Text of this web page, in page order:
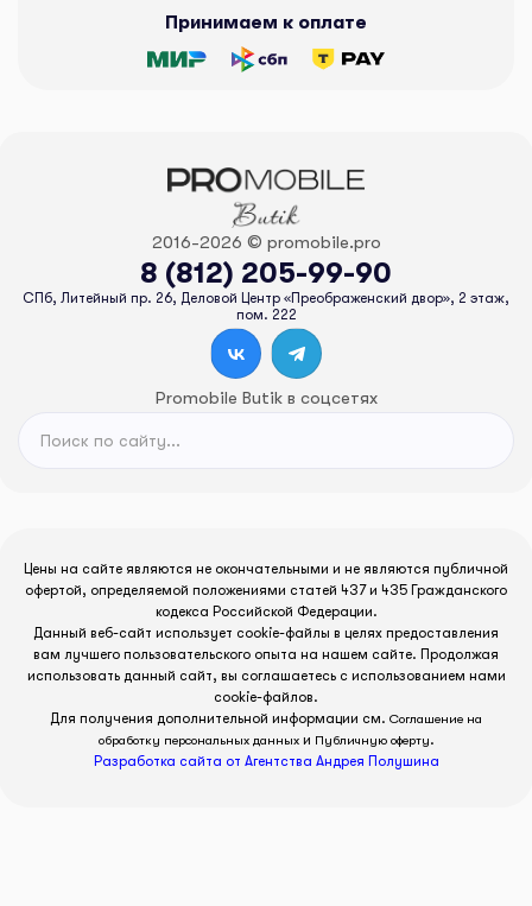
Принимаем к оплате
2016-2026 © promobile.pro
8 (812) 205-99-90
СПб, Литейный пр. 26, Деловой Центр «Преображенский двор», 2 этаж,
пом. 222
Promobile Butik в соцсетях
Цены на сайте являются не окончательными и не являются публичной
офертой, определяемой положениями статей 437 и 435 Гражданского
кодекса Российской Федерации.
Данный веб-сайт использует cookie-файлы в целях предоставления
вам лучшего пользовательского опыта на нашем сайте. Продолжая
использовать данный сайт, вы соглашаетесь с использованием нами
cookie-файлов.
Для получения дополнительной информации см. Соглашение на
обработку персональных данныхи Публичную оферту.
Разработка сайта от Агентства Андрея Полушина